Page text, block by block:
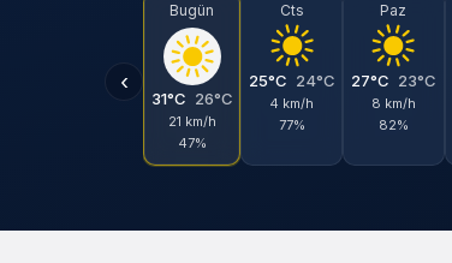
‹
Bugün
31°C 26°C
21 km/h
47%
Cts
25°C 24°C
4 km/h
77%
Paz
27°C 23°C
8 km/h
82%